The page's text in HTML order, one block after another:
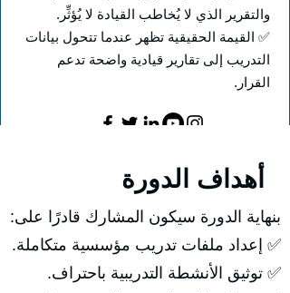
والتقرير الذي لا يُخاطب القيادة لا يُؤثِّر.
✅ القيمة الحقيقية تظهر عندما تتحول بيانات
التدريب إلى تقارير قيادية واضحة تدعم
القرار.
بنهاية الدورة سيكون المشارك قادرًا على:
✅ إعداد ملفات تدريب مؤسسية متكاملة.
✅ توثيق الأنشطة التدريبية باحتراف.